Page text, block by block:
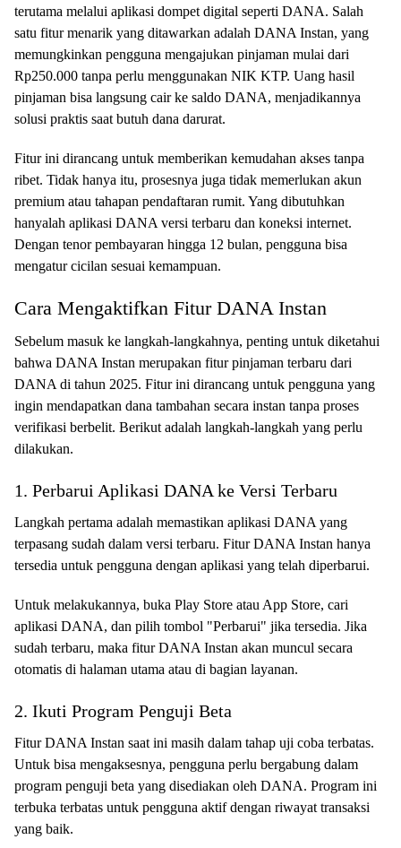
terutama melalui aplikasi dompet digital seperti DANA. Salah
satu fitur menarik yang ditawarkan adalah DANA Instan, yang
memungkinkan pengguna mengajukan pinjaman mulai dari
Rp250.000 tanpa perlu menggunakan NIK KTP. Uang hasil
pinjaman bisa langsung cair ke saldo DANA, menjadikannya
solusi praktis saat butuh dana darurat.
Fitur ini dirancang untuk memberikan kemudahan akses tanpa
ribet. Tidak hanya itu, prosesnya juga tidak memerlukan akun
premium atau tahapan pendaftaran rumit. Yang dibutuhkan
hanyalah aplikasi DANA versi terbaru dan koneksi internet.
Dengan tenor pembayaran hingga 12 bulan, pengguna bisa
mengatur cicilan sesuai kemampuan.
Cara Mengaktifkan Fitur DANA Instan
Sebelum masuk ke langkah-langkahnya, penting untuk diketahui
bahwa DANA Instan merupakan fitur pinjaman terbaru dari
DANA di tahun 2025. Fitur ini dirancang untuk pengguna yang
ingin mendapatkan dana tambahan secara instan tanpa proses
verifikasi berbelit. Berikut adalah langkah-langkah yang perlu
dilakukan.
1. Perbarui Aplikasi DANA ke Versi Terbaru
Langkah pertama adalah memastikan aplikasi DANA yang
terpasang sudah dalam versi terbaru. Fitur DANA Instan hanya
tersedia untuk pengguna dengan aplikasi yang telah diperbarui.
Untuk melakukannya, buka Play Store atau App Store, cari
aplikasi DANA, dan pilih tombol "Perbarui" jika tersedia. Jika
sudah terbaru, maka fitur DANA Instan akan muncul secara
otomatis di halaman utama atau di bagian layanan.
2. Ikuti Program Penguji Beta
Fitur DANA Instan saat ini masih dalam tahap uji coba terbatas.
Untuk bisa mengaksesnya, pengguna perlu bergabung dalam
program penguji beta yang disediakan oleh DANA. Program ini
terbuka terbatas untuk pengguna aktif dengan riwayat transaksi
yang baik.